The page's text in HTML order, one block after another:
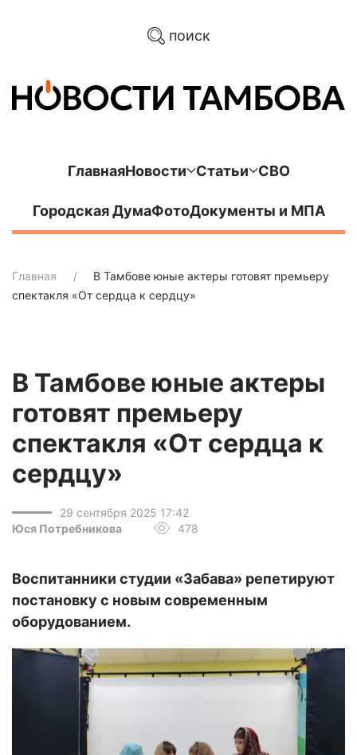
поиск
ГлавнаяНовости Статьи СВО
Городская ДумаФотоДокументы и МПА
Главная
В Тамбове юные актеры готовят премьеру
спектакля «От сердца к сердцу»
В Тамбове юные актеры
готовят премьеру
спектакля «От сердца к
сердцу»
29 сентября 2025 17:42
Юся Потребникова
478
Воспитанники студии «Забава» репетируют
постановку с новым современным
оборудованием.